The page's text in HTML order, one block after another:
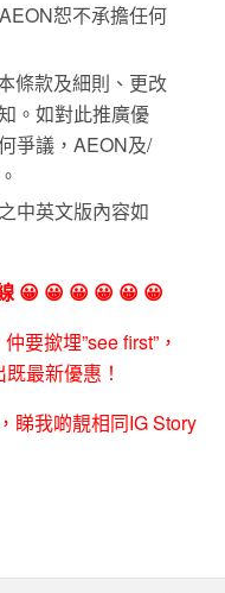
恕不承擔任何
條款及細則、更改
。如對此推廣優
爭議，AEON及/
中英文版內容如
😀 😀 😀 😀 😀 😀
仲要撳埋”see first”，
最新優惠！
，睇我啲靚相同IG Story